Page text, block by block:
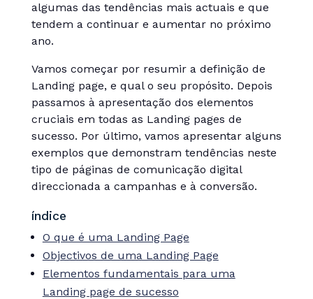
algumas das tendências mais actuais e que
tendem a continuar e aumentar no próximo
ano.
Vamos começar por resumir a definição de
Landing page, e qual o seu propósito. Depois
passamos à apresentação dos elementos
cruciais em todas as Landing pages de
sucesso. Por último, vamos apresentar alguns
exemplos que demonstram tendências neste
tipo de páginas de comunicação digital
direccionada a campanhas e à conversão.
índice
O que é uma Landing Page
Objectivos de uma Landing Page
Elementos fundamentais para uma
Landing page de sucesso